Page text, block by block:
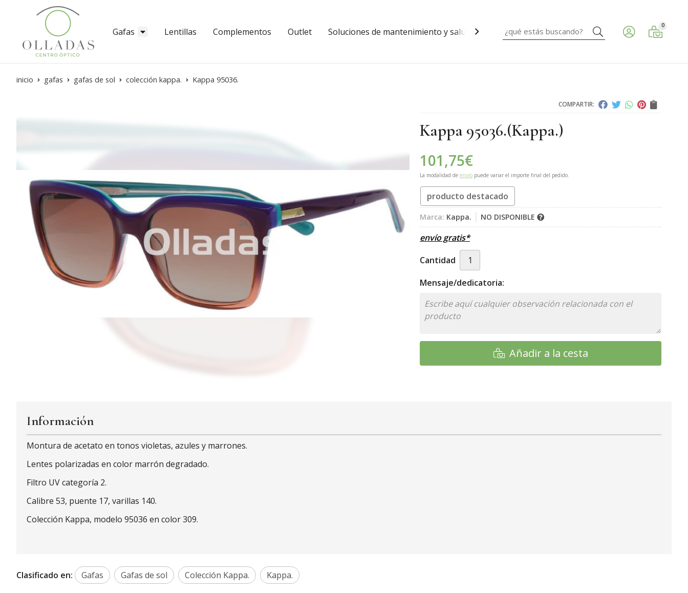
Gafas Lentillas Complementos Outlet Soluciones de mantenimiento y salud ocular. Buscar 0
inicio gafas gafas de sol colección kappa. Kappa 95036.
COMPARTIR:
Kappa 95036.(Kappa.)
101,75€
La modalidad de envío puede variar el importe final del pedido.
producto destacado
Marca: Kappa. NO DISPONIBLE
envío gratis*
Cantidad
Mensaje/dedicatoria:
Añadir a la cesta
Información
Montura de acetato en tonos violetas, azules y marrones.
Lentes polarizadas en color marrón degradado.
Filtro UV categoría 2.
Calibre 53, puente 17, varillas 140.
Colección Kappa, modelo 95036 en color 309.
Clasificado en: Gafas Gafas de sol Colección Kappa. Kappa.